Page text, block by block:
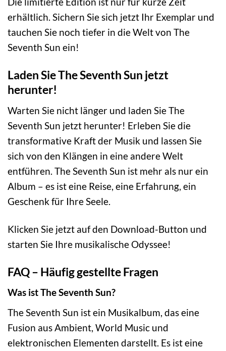
erhältlich. Sichern Sie sich jetzt Ihr Exemplar und
tauchen Sie noch tiefer in die Welt von The
Seventh Sun ein!
Laden Sie The Seventh Sun jetzt
herunter!
Warten Sie nicht länger und laden Sie The
Seventh Sun jetzt herunter! Erleben Sie die
transformative Kraft der Musik und lassen Sie
sich von den Klängen in eine andere Welt
entführen. The Seventh Sun ist mehr als nur ein
Album – es ist eine Reise, eine Erfahrung, ein
Geschenk für Ihre Seele.
Klicken Sie jetzt auf den Download-Button und
starten Sie Ihre musikalische Odyssee!
FAQ – Häufig gestellte Fragen
Was ist The Seventh Sun?
The Seventh Sun ist ein Musikalbum, das eine
Fusion aus Ambient, World Music und
elektronischen Elementen darstellt. Es ist eine